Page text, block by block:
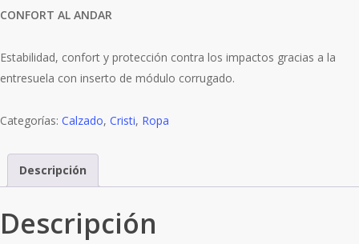
CONFORT AL ANDAR
Estabilidad, confort y protección contra los impactos gracias a la
entresuela con inserto de módulo corrugado.
Categorías: Calzado, Cristi, Ropa
Descripción
Descripción